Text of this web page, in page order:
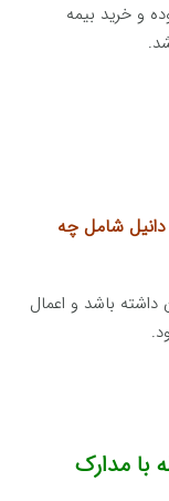
و خرید بیمه
شامل چه
باشد و اعمال
با مدارک